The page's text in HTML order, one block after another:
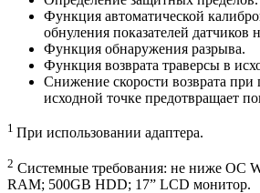
Функция автоматической
обнуления показателей датчиков
Функция обнаружения разрыва.
Функция возврата траверсы в
Снижение скорости возврата
исходной точке предотвращает
1 При использовании адаптера.
2 Системные требования: не ниже ОС
RAM; 500GB HDD; 17” LCD монитор.